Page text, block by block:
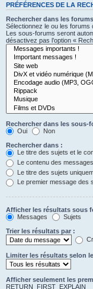
PRÉFÉRENCES DE LA
Rechercher dans les
Sélectionnez le ou les
Les sous-forums seront
désactivez pas l’option «
Rechercher dans les sous-
Oui
Non
Rechercher dans :
Le titre des sujets et le
Le contenu des
Le titre des sujets
Le premier message des
Afficher les résultats sous
Messages
Sujets
Trier les résultats par :
Limiter les résultats selon
Afficher seulement les
RETURN_FIRST_EXPLAIN